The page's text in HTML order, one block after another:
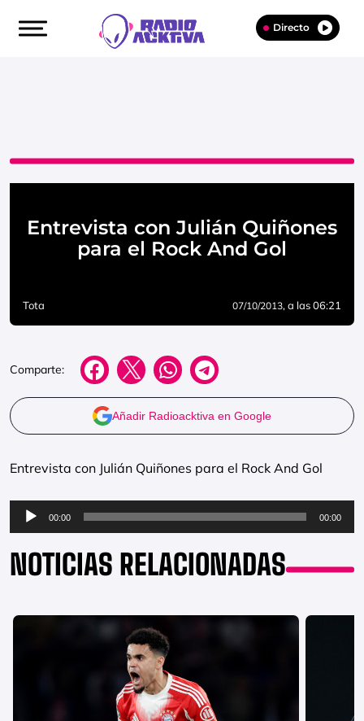
Directo
Entrevista con Julián Quiñones
para el Rock And Gol
Tota 07/10/2013, a las 06:21
Comparte:
Añadir Radioacktiva en Google
Entrevista con Julián Quiñones para el Rock And Gol
Reproductor
de
audio
00:00 00:00
NOTICIAS RELACIONADAS